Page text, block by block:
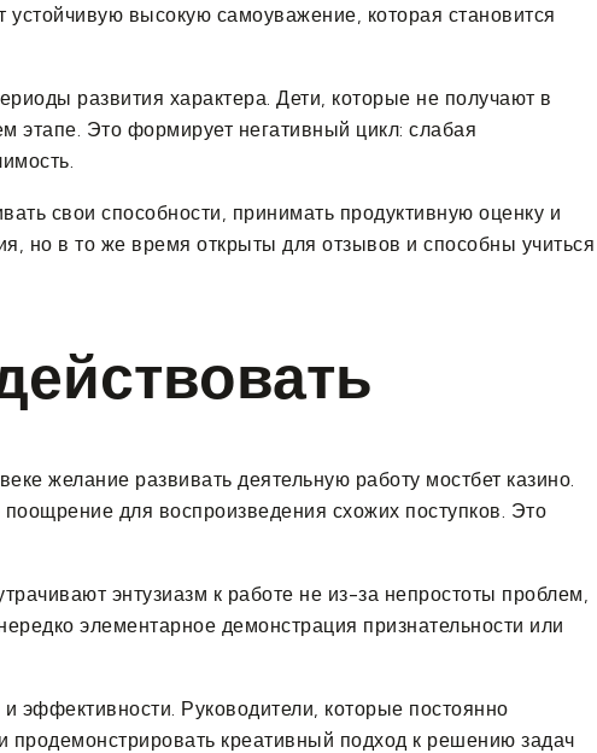
высокую самоуважение, которая становится
развития характера. Дети, которые не получают в
этапе. Это формирует негативный цикл: слабая
свои способности, принимать продуктивную оценку и
но в то же время открыты для отзывов и способны учиться
желание развивать деятельную работу мостбет казино.
для воспроизведения схожих поступков. Это
энтузиазм к работе не из-за непростоты проблем,
элементарное демонстрация признательности или
эффективности. Руководители, которые постоянно
продемонстрировать креативный подход к решению задач